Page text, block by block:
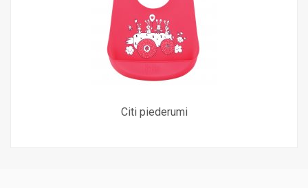
Citi piederumi